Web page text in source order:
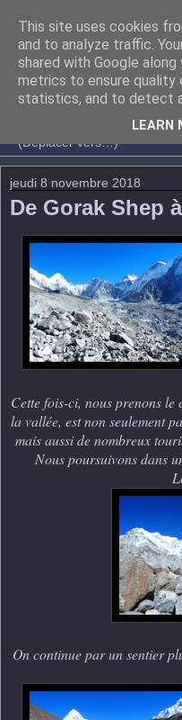
jeudi 8 novembre 2018
De Gorak Shep
Cette fois-ci, nous prenons
la vallée, est non seulement
mais aussi de nombreux
Nous poursuivons dans
On continue par un sentier
This site uses cookies
and to analyze traffic.
shared with Google
metrics to ensure quality
statistics, and to detect
LEARN